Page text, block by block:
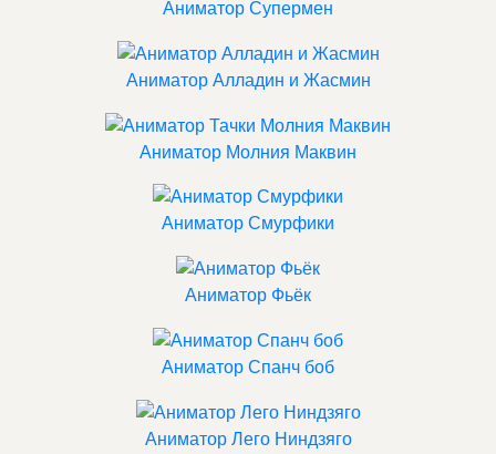
Аниматор Супермен
Аниматор Алладин и Жасмин
Аниматор Молния Маквин
Аниматор Смурфики
Аниматор Фьёк
Аниматор Спанч боб
Аниматор Лего Ниндзяго